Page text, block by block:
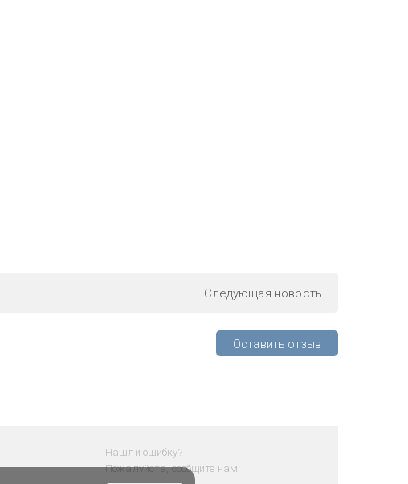
Следующая новость
Оставить отзыв
Нашли ошибку?
Пожалуйста, сообщите нам